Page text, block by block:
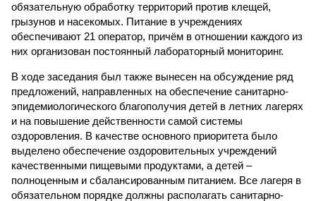
обязательную обработку территорий против клещей,
грызунов и насекомых. Питание в учреждениях
обеспечивают 21 оператор, причём в отношении каждого из
них организован постоянный лабораторный мониторинг.
В ходе заседания был также вынесен на обсуждение ряд
предложений, направленных на обеспечение санитарно-
эпидемиологического благополучия детей в летних лагерях
и на повышение действенности самой системы
оздоровления. В качестве основного приоритета было
выделено обеспечение оздоровительных учреждений
качественными пищевыми продуктами, а детей –
полноценным и сбалансированным питанием. Все лагеря в
обязательном порядке должны располагать санитарно-